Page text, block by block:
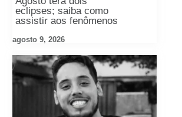
eclipses; saiba como
assistir aos fenômenos
agosto 9, 2026